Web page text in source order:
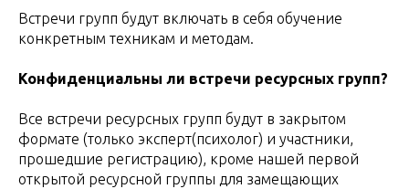
Встречи групп будут включать в себя обучение
конкретным техникам и методам.
Конфиденциальны ли встречи ресурсных групп?
Все встречи ресурсных групп будут в закрытом
формате (только эксперт(психолог) и участники,
прошедшие регистрацию), кроме нашей первой
открытой ресурсной группы для замещающих